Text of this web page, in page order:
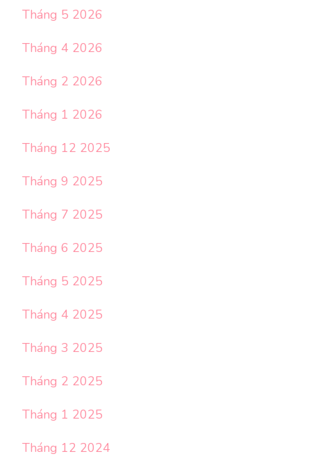
Tháng 5 2026
Tháng 4 2026
Tháng 2 2026
Tháng 1 2026
Tháng 12 2025
Tháng 9 2025
Tháng 7 2025
Tháng 6 2025
Tháng 5 2025
Tháng 4 2025
Tháng 3 2025
Tháng 2 2025
Tháng 1 2025
Tháng 12 2024